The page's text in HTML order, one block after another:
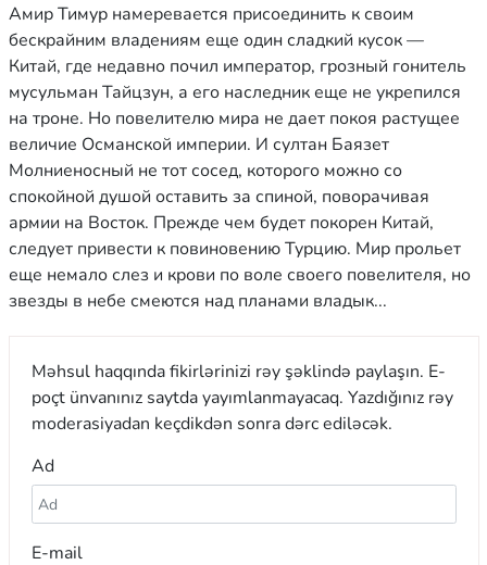
Амир Тимур намеревается присоединить к своим
бескрайним владениям еще один сладкий кусок —
Китай, где недавно почил император, грозный гонитель
мусульман Тайцзун, а его наследник еще не укрепился
на троне. Но повелителю мира не дает покоя растущее
величие Османской империи. И султан Баязет
Молниеносный не тот сосед, которого можно со
спокойной душой оставить за спиной, поворачивая
армии на Восток. Прежде чем будет покорен Китай,
следует привести к повиновению Турцию. Мир прольет
еще немало слез и крови по воле своего повелителя, но
звезды в небе смеются над планами владык...
Məhsul haqqında fikirlərinizi rəy şəklində paylaşın. E-
poçt ünvanınız saytda yayımlanmayacaq. Yazdığınız rəy
moderasiyadan keçdikdən sonra dərc ediləcək.
Ad
E-mail